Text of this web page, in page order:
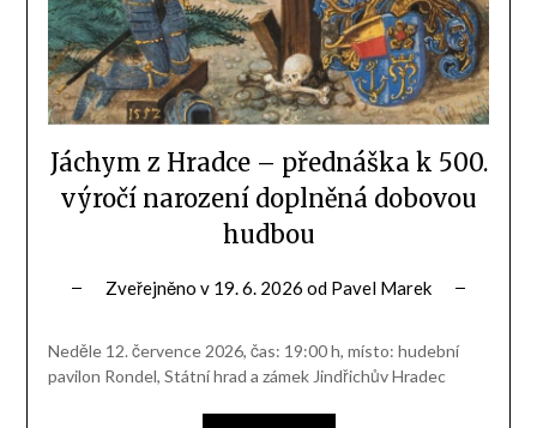
Jáchym z Hradce – přednáška k 500.
výročí narození doplněná dobovou
hudbou
Zveřejněno v 19. 6. 2026 od Pavel Marek
Neděle 12. července 2026, čas: 19:00 h, místo: hudební
pavilon Rondel, Státní hrad a zámek Jindřichův Hradec